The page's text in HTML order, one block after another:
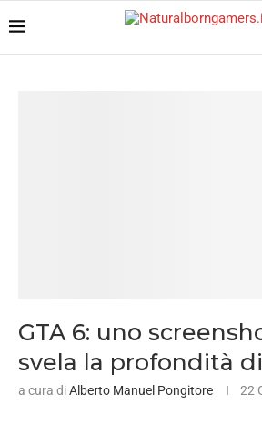
GTA 6: uno
svela la profondità
a cura diAlberto Manuel Pongitore 22